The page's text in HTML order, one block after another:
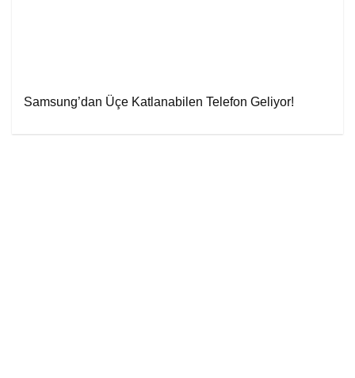
Samsung’dan Üçe Katlanabilen Telefon Geliyor!